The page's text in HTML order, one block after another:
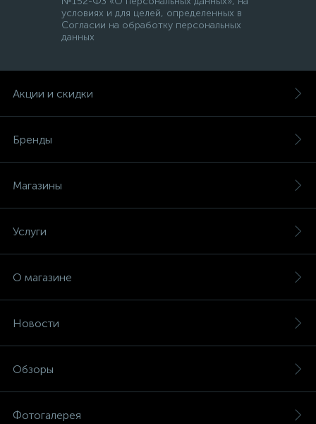
условиях и для целей, определенных в
Согласии на обработку персональных
данных
Акции и скидки
Бренды
Магазины
Услуги
О магазине
Новости
Обзоры
Фотогалерея